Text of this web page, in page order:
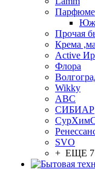
Прочая
Крема
Аctive
Флора
Wikky
АВС
СИБИАР
SVO
+ ЕЩЕ 7